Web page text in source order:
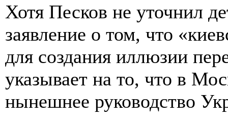
Хотя Песков не уточнил
заявление о том, что
для создания иллюзии
указывает на то, что в
нынешнее руководство